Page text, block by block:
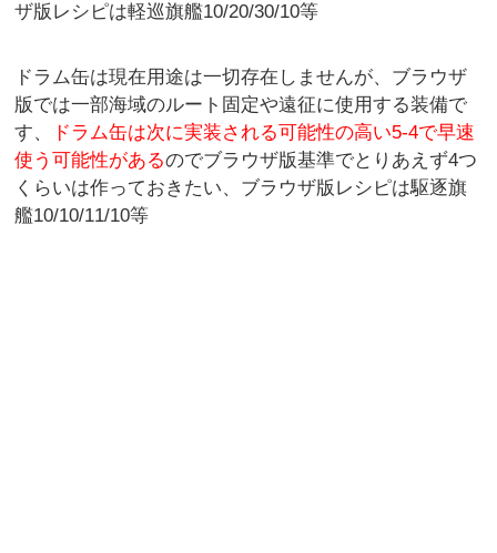
ザ版レシピは軽巡旗艦10/20/30/10等
ドラム缶は現在用途は一切存在しませんが、ブラウザ
版では一部海域のルート固定や遠征に使用する装備で
す、
ドラム缶は次に実装される可能性の高い5-4で早速
使う可能性があるのでブラウザ版基準でとりあえず4つ
くらいは作っておきたい、ブラウザ版レシピは駆逐旗
艦10/10/11/10等